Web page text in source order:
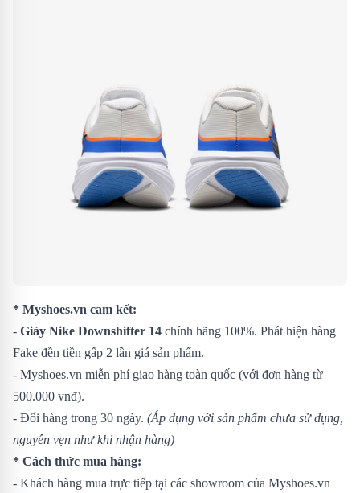
* Myshoes.vn cam kết:
- Giày Nike Downshifter 14 chính hãng 100%. Phát hiện hàng
Fake đền tiền gấp 2 lần giá sản phẩm.
- Myshoes.vn miễn phí giao hàng toàn quốc (với đơn hàng từ
500.000 vnđ).
- Đổi hàng trong 30 ngày. (Áp dụng với sản phẩm chưa sử dụng,
nguyên vẹn như khi nhận hàng)
* Cách thức mua hàng:
- Khách hàng mua trực tiếp tại các showroom của Myshoes.vn